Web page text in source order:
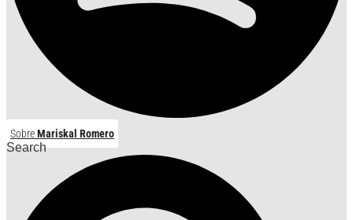
SobreMariskal Romero
Search